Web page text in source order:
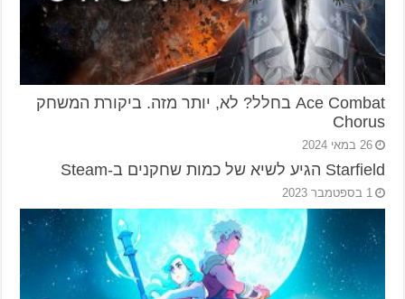
Ace Combat בחלל? לא, יותר מזה. ביקורת המשחק
Chorus
26 במאי 2024
Starfield הגיע לשיא של כמות שחקנים ב-Steam
1 בספטמבר 2023